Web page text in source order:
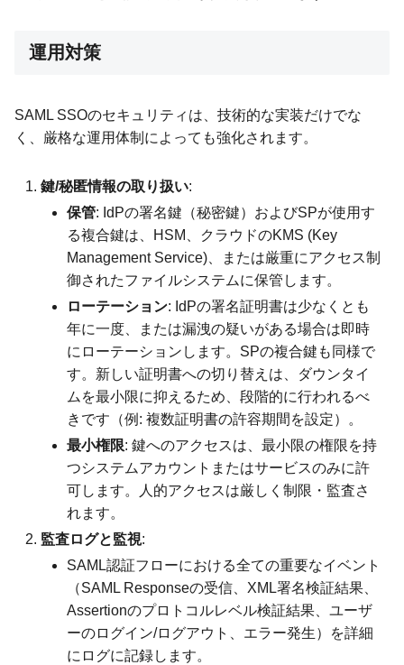
運用対策
SAML SSOのセキュリティは、技術的な実装だけでな
く、厳格な運用体制によっても強化されます。
鍵/秘匿情報の取り扱い:
保管: IdPの署名鍵（秘密鍵）およびSPが使用す
る複合鍵は、HSM、クラウドのKMS (Key
Management Service)、または厳重にアクセス制
御されたファイルシステムに保管します。
ローテーション: IdPの署名証明書は少なくとも
年に一度、または漏洩の疑いがある場合は即時
にローテーションします。SPの複合鍵も同様で
す。新しい証明書への切り替えは、ダウンタイ
ムを最小限に抑えるため、段階的に行われるべ
きです（例: 複数証明書の許容期間を設定）。
最小権限: 鍵へのアクセスは、最小限の権限を持
つシステムアカウントまたはサービスのみに許
可します。人的アクセスは厳しく制限・監査さ
れます。
監査ログと監視:
SAML認証フローにおける全ての重要なイベント
（SAML Responseの受信、XML署名検証結果、
Assertionのプロトコルレベル検証結果、ユーザ
ーのログイン/ログアウト、エラー発生）を詳細
にログに記録します。